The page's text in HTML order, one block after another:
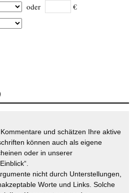
oder €
und schätzen Ihre aktive
können auch als eigene
oder in unserer
nicht durch Unterstellungen,
Worte und Links. Solche